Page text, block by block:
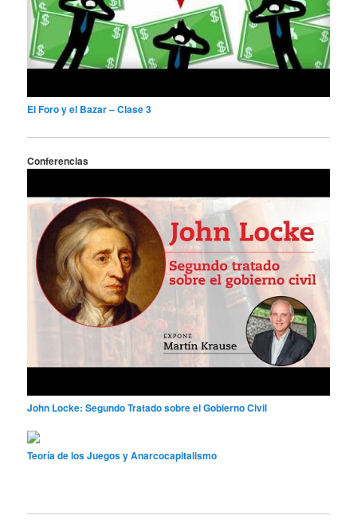
El Foro y el Bazar – Clase 3
Conferencias
John Locke: Segundo Tratado sobre el Gobierno Civil
Teoría de los Juegos y Anarcocapitalismo